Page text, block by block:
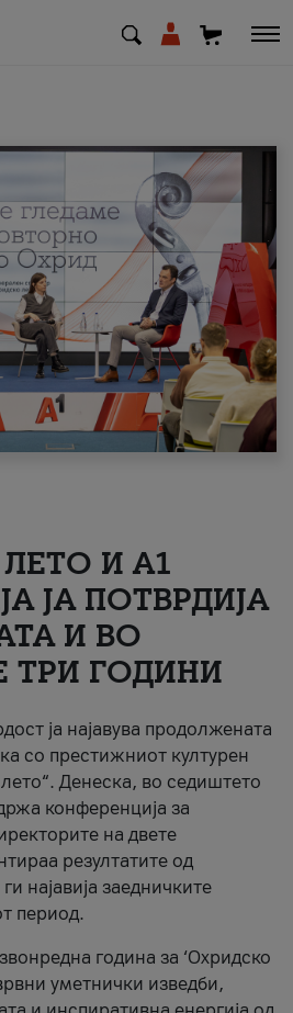
И A1
ЈА ПОТВРДИЈА
И ВО
ТРИ ГОДИНИ
ја најавува продолжената
со престижниот културен
Денеска, во седиштето
конференција за
на двете
резултатите од
најавија заедничките
период.
година за ‘Охридско
уметнички изведби,